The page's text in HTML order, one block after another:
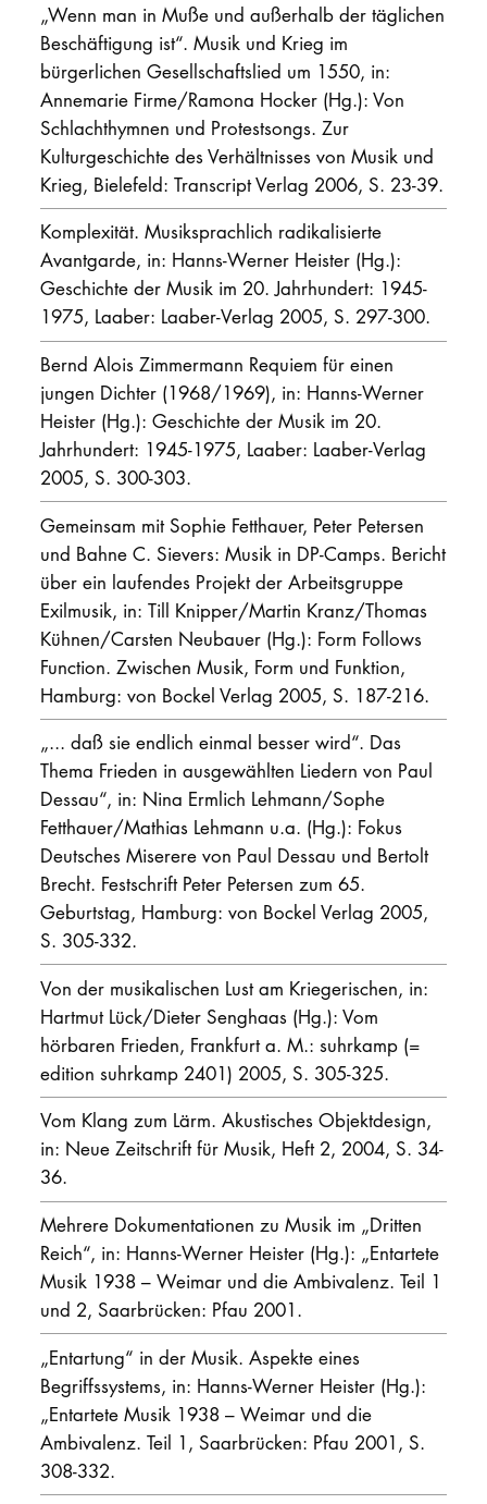
„Wenn man in Muße und außerhalb der täglichen
Beschäftigung ist“. Musik und Krieg im
bürgerlichen Gesellschaftslied um 1550, in:
Annemarie Firme/Ramona Hocker (Hg.): Von
Schlachthymnen und Protestsongs. Zur
Kulturgeschichte des Verhältnisses von Musik und
Krieg, Bielefeld: Transcript Verlag 2006, S. 23-39.
Komplexität. Musiksprachlich radikalisierte
Avantgarde, in: Hanns-Werner Heister (Hg.):
Geschichte der Musik im 20. Jahrhundert: 1945-
1975, Laaber: Laaber-Verlag 2005, S. 297-300.
Bernd Alois Zimmermann Requiem für einen
jungen Dichter (1968/1969), in: Hanns-Werner
Heister (Hg.): Geschichte der Musik im 20.
Jahrhundert: 1945-1975, Laaber: Laaber-Verlag
2005, S. 300-303.
Gemeinsam mit Sophie Fetthauer, Peter Petersen
und Bahne C. Sievers: Musik in DP-Camps. Bericht
über ein laufendes Projekt der Arbeitsgruppe
Exilmusik, in: Till Knipper/Martin Kranz/Thomas
Kühnen/Carsten Neubauer (Hg.): Form Follows
Function. Zwischen Musik, Form und Funktion,
Hamburg: von Bockel Verlag 2005, S. 187-216.
„... daß sie endlich einmal besser wird“. Das
Thema Frieden in ausgewählten Liedern von Paul
Dessau“, in: Nina Ermlich Lehmann/Sophe
Fetthauer/Mathias Lehmann u.a. (Hg.): Fokus
Deutsches Miserere von Paul Dessau und Bertolt
Brecht. Festschrift Peter Petersen zum 65.
Geburtstag, Hamburg: von Bockel Verlag 2005,
S. 305-332.
Von der musikalischen Lust am Kriegerischen, in:
Hartmut Lück/Dieter Senghaas (Hg.): Vom
hörbaren Frieden, Frankfurt a. M.: suhrkamp (=
edition suhrkamp 2401) 2005, S. 305-325.
Vom Klang zum Lärm. Akustisches Objektdesign,
in: Neue Zeitschrift für Musik, Heft 2, 2004, S. 34-
36.
Mehrere Dokumentationen zu Musik im „Dritten
Reich“, in: Hanns-Werner Heister (Hg.): „Entartete
Musik 1938 – Weimar und die Ambivalenz. Teil 1
und 2, Saarbrücken: Pfau 2001.
„Entartung“ in der Musik. Aspekte eines
Begriffssystems, in: Hanns-Werner Heister (Hg.):
„Entartete Musik 1938 – Weimar und die
Ambivalenz. Teil 1, Saarbrücken: Pfau 2001, S.
308-332.